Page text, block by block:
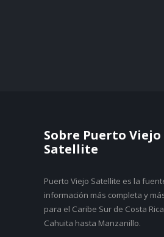
Sobre Puerto Viejo
Satellite
Puerto Viejo Satellite es la
información más completa y
para el Caribe Sur de Costa
Cahuita hasta Manzanillo.